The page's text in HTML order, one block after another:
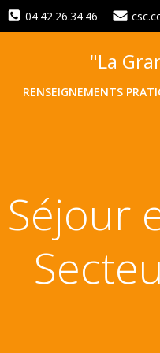
04.42.26.34.46
"La
RENSEIGNEMENTS
Séjour